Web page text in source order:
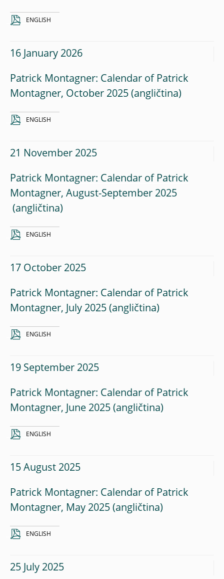
ENGLISH
16 January 2026
Patrick Montagner: Calendar of Patrick
Montagner, October 2025
ENGLISH
21 November 2025
Patrick Montagner: Calendar of Patrick
Montagner, August-September 2025
ENGLISH
17 October 2025
Patrick Montagner: Calendar of Patrick
Montagner, July 2025
ENGLISH
19 September 2025
Patrick Montagner: Calendar of Patrick
Montagner, June 2025
ENGLISH
15 August 2025
Patrick Montagner: Calendar of Patrick
Montagner, May 2025
ENGLISH
25 July 2025